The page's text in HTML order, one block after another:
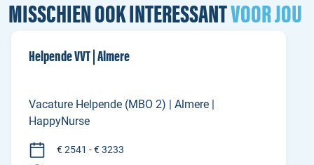
MISSCHIEN OOK INTERESSANTVOOR JOU
Helpende VVT | Almere
Vacature Helpende (MBO 2) | Almere |
HappyNurse
€ 2541 - € 3233